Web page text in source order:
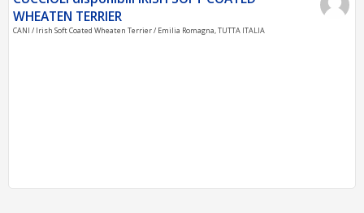
WHEATEN TERRIER
CANI / Irish Soft Coated Wheaten Terrier / Emilia Romagna, TUTTA ITALIA